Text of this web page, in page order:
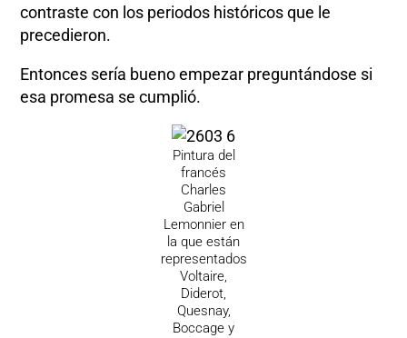
contraste con los periodos históricos que le
precedieron.
Entonces sería bueno empezar preguntándose si
esa promesa se cumplió.
Pintura del
francés
Charles
Gabriel
Lemonnier en
la que están
representados
Voltaire,
Diderot,
Quesnay,
Boccage y